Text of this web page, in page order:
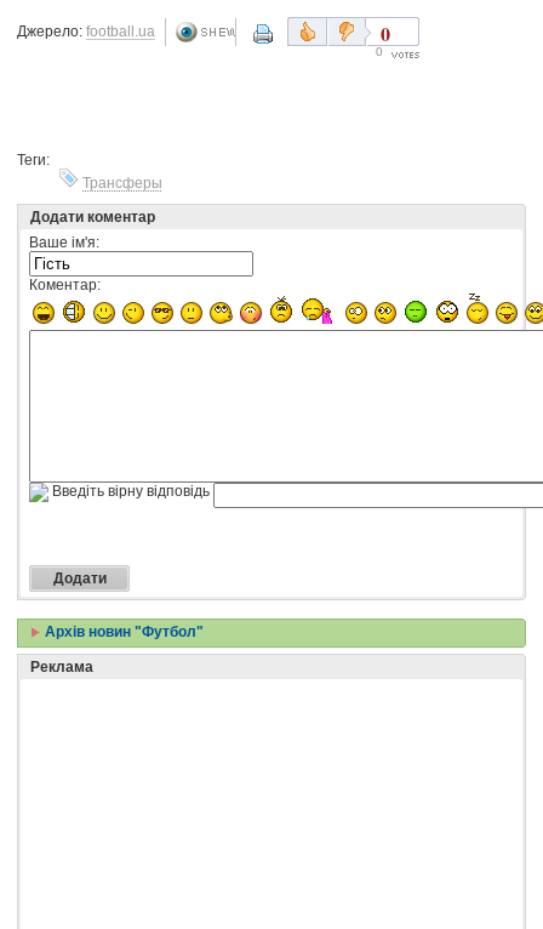
Джерело: football.ua 0
0
Теги:
Трансферы
Додати коментар
Ваше ім'я:
Коментар:
Введіть вірну відповідь
Архів новин "Футбол"
Реклама